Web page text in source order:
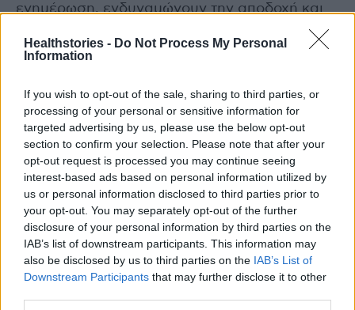
Healthstories - Do Not Process My Personal
Information
If you wish to opt-out of the sale, sharing to third parties, or
processing of your personal or sensitive information for
targeted advertising by us, please use the below opt-out
section to confirm your selection. Please note that after your
opt-out request is processed you may continue seeing
interest-based ads based on personal information utilized by
us or personal information disclosed to third parties prior to
your opt-out. You may separately opt-out of the further
disclosure of your personal information by third parties on the
IAB’s list of downstream participants. This information may
also be disclosed by us to third parties on the IAB’s List of
Downstream Participants that may further disclose it to other
ενημέρωση, ενδυναμώνουν την αποδοχή και
στηρίζουν την προσπάθεια για εξάλειψη του
στίγματος γύρω από τον HIV. Στόχος μας είναι
μεταφράζεται σε ισότιμη πρόσβαση, σεβασμό
και ουσιαστική υποστήριξη για όλους”,
αναφέρεται σε σχετική ανανκοίνωση της
εταιρείας.
photo shutterstock
Διαβάστε επίσης
Επιδραστικός δημόσιος διάλογος στο
Πανελλήνιο Συνέδριο για τα οικονομικά και τις